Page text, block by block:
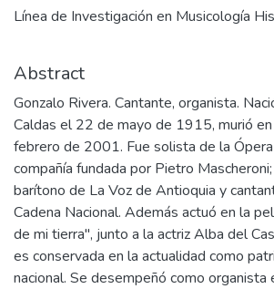
Línea de Investigación en Musicología
Abstract
Gonzalo Rivera. Cantante, organista.
Caldas el 22 de mayo de 1915, murió
febrero de 2001. Fue solista de la
compañía fundada por Pietro
barítono de La Voz de Antioquia y
Cadena Nacional. Además actuó en la
de mi tierra", junto a la actriz Alba del
es conservada en la actualidad como
nacional. Se desempeñó como organista